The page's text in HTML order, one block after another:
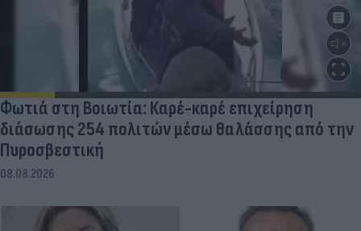
Φωτιά στη Βοιωτία: Καρέ-καρέ επιχείρηση
διάσωσης 254 πολιτών μέσω θαλάσσης από την
Πυροσβεστική
08.08.2026